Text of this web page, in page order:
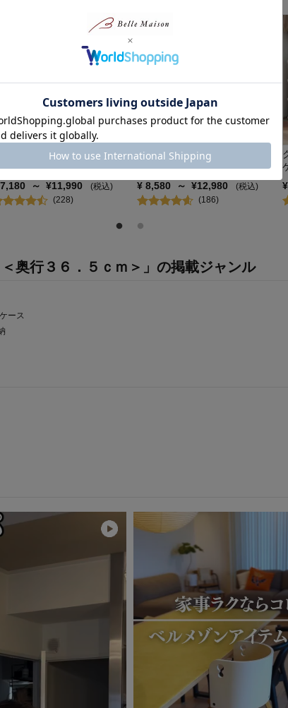
ローゼット収納ユニットケ
２個セット
7,180 ～ ¥11,990
(税込)
(228)
押入れ収納ユニットケース２
個セット
¥ 8,580 ～ ¥12,980
(税込)
(186)
¥
奥行３６．５ｃｍ＞」の掲載ジャンル
ース